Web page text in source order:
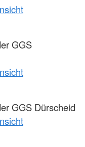
GGS
GGS Dürscheid